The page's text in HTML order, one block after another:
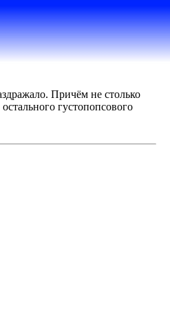
Причём не столько
густопопсового